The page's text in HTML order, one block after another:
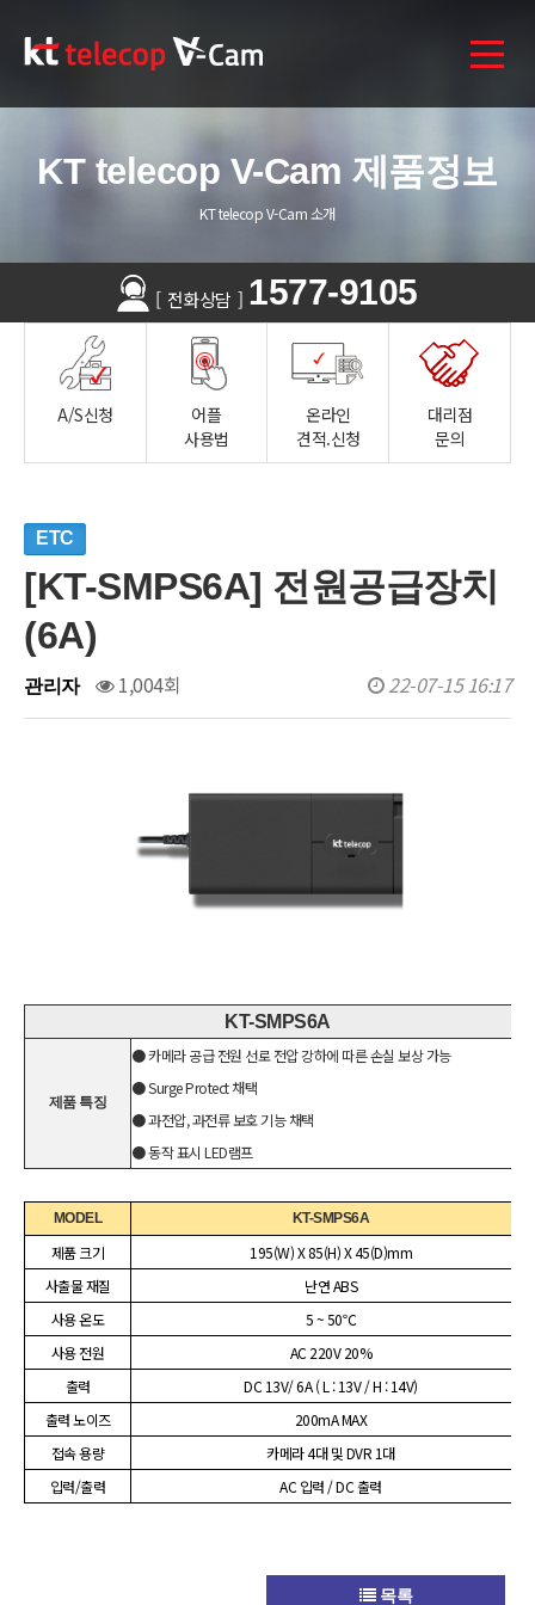
KT telecop V-Cam 제품정보
KT telecop V-Cam 소개
[ 전화상담 ] 1577-9105
A/S신청
어플
사용법
온라인
견적.신청
대리점
문의
ETC
[KT-SMPS6A] 전원공급장치
(6A)
관리자 1,004회 22-07-15 16:17
KT-SMPS6A
제품 특징
● 카메라 공급 전원 선로 전압 강하에 따른 손실 보상 가능
● Surge Protect 채택
● 과전압, 과전류 보호 기능 채택
● 동작 표시 LED램프
MODEL KT-SMPS6A
제품 크기
195(W) X 85(H) X 45(D)mm
사출물 재질
난연 ABS
사용 온도
5 ~ 50℃
사용 전원
AC 220V 20%
출력
DC 13V/ 6A ( L : 13V / H : 14V)
출력 노이즈
200mA MAX
접속 용량
카메라 4대 및 DVR 1대
입력/출력
AC 입력 / DC 출력
목록